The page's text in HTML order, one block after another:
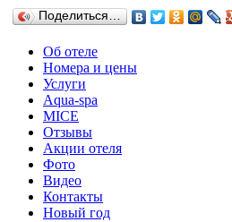
Поделиться…
Об отеле
Номера и цены
Услуги
Aqua-spa
MICE
Отзывы
Акции отеля
Фото
Видео
Контакты
Новый год